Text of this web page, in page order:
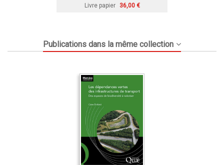
Livre papier 36,00 €
Publications dans la même collection